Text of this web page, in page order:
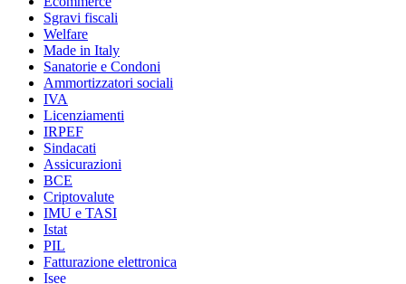
Sgravi fiscali
Welfare
Made in Italy
Sanatorie e Condoni
Ammortizzatori sociali
IVA
Licenziamenti
IRPEF
Sindacati
Assicurazioni
BCE
Criptovalute
IMU e TASI
Istat
PIL
Fatturazione elettronica
Isee